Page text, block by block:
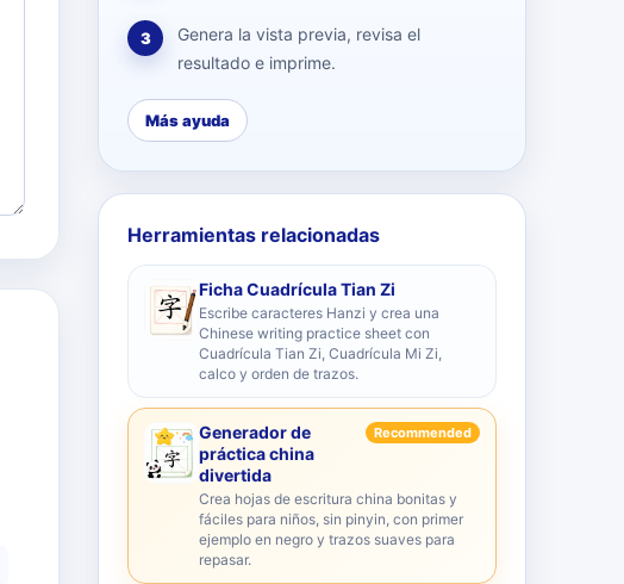
3
Genera la vista previa, revisa el
resultado e imprime.
Más ayuda
Herramientas relacionadas
Ficha Cuadrícula Tian Zi
Escribe caracteres Hanzi y crea una
Chinese writing practice sheet con
Cuadrícula Tian Zi, Cuadrícula Mi Zi,
calco y orden de trazos.
Generador de
práctica china
divertida
Recommended
Crea hojas de escritura china bonitas y
fáciles para niños, sin pinyin, con primer
ejemplo en negro y trazos suaves para
repasar.